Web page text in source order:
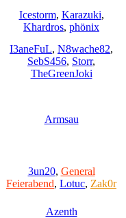
Icestorm, Karazuki,
Khardros, phönix
I3aneFuL, N8wache82,
SebS456, Storr,
TheGreenJoki
Armsau
3un20, General
Feierabend, Lotuc, Zak0r
Azenth